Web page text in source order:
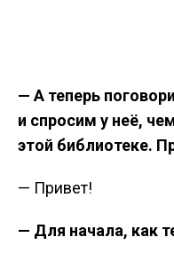
— А теперь
и спросим у неё,
этой библиотеке.
— Привет!
— Для начала, как